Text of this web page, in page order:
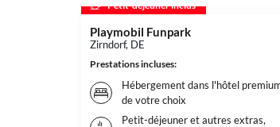
Petit-déjeuner inclus
Playmobil Funpark
Zirndorf, DE
Prestations incluses:
Hébergement dans l'hôtel
de votre choix
Petit-déjeuner et autres extras,